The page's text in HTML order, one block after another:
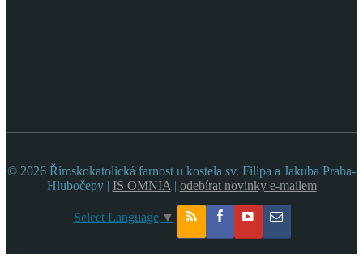
© 2026 Římskokatolická farnost u kostela sv. Filipa a Jakuba Praha-
Hlubočepy | IS OMNIA | odebírat novinky e-mailem
Select Language ▼